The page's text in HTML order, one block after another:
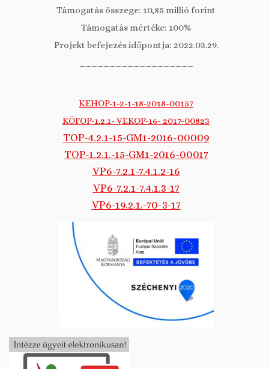
Támogatás összege: 10,85 millió forint
Támogatás mértéke: 100%
Projekt befejezés időpontja: 2022.03.29.
KEHOP-1-2-1-18-2018-00157
KÖFOP-1.2.1- VEKOP-16- 2017-00823
TOP-4.2.1-15-GM1-2016-00009
TOP-1.2.1.-15-GM1-2016-00017
VP6-7.2.1-7.4.1.2-16
VP6-7.2.1-7.4.1.3-17
VP6-19.2.1.-70-3-17